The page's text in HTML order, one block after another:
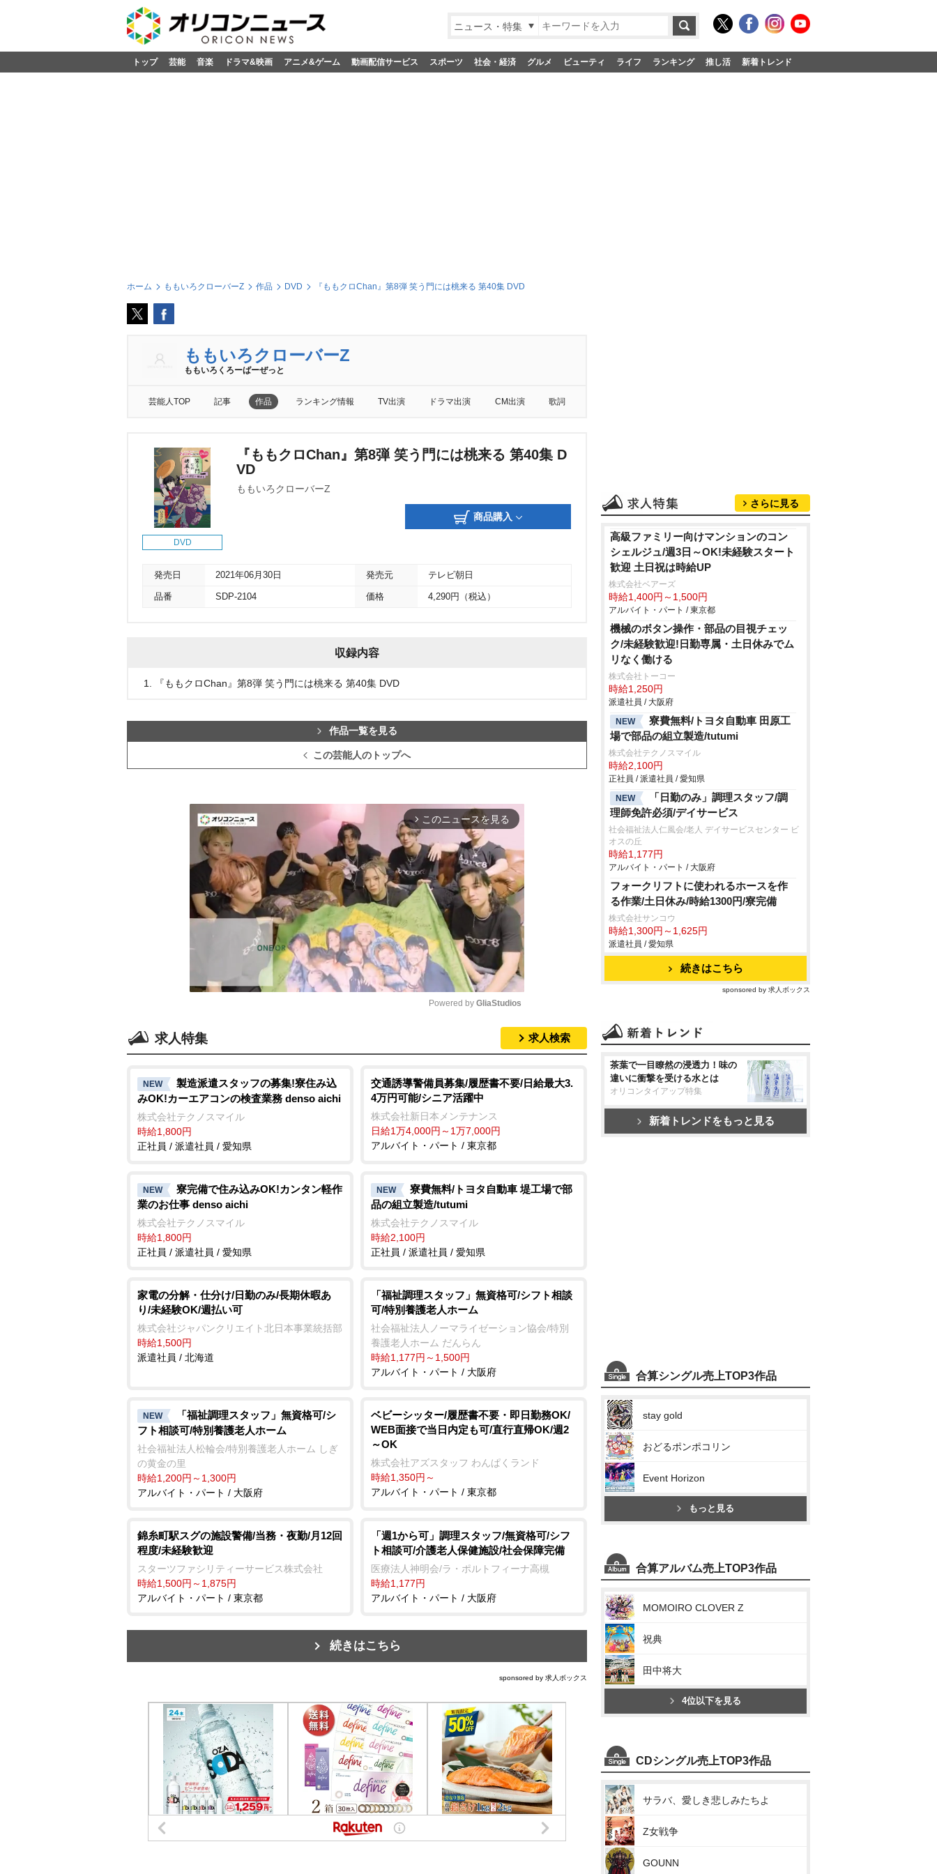
ニュース・特集
トップ 芸能 音楽 ドラマ&映画 アニメ&ゲーム 動画配信サービス スポーツ 社会・経済 グルメ ビューティ ライフ ランキング 推し活 新着トレンド
ホーム ももいろクローバーZ 作品 DVD 『ももクロChan』第8弾 笑う門には桃来る 第40集 DVD
ももいろクローバーZ
ももいろくろーばーぜっと
芸能人TOP 記事 作品 ランキング情報 TV出演 ドラマ出演 CM出演 歌詞
DVD
『ももクロChan』第8弾 笑う門には桃来る 第40集 D
VD
ももいろクローバーZ
商品購入
発売日 2021年06月30日 発売元 テレビ朝日
品番 SDP-2104 価格 4,290円（税込）
収録内容
1. 『ももクロChan』第8弾 笑う門には桃来る 第40集 DVD
作品一覧を見る
この芸能人のトップへ
arrow_forward_ios このニュースを見る
t
e
Powered by GliaStudios
求人特集 求人検索
NEW
製造派遣スタッフの募集!寮住み込
みOK!カーエアコンの検査業務 denso aichi
株式会社テクノスマイル
時給1,800円
正社員 / 派遣社員 / 愛知県
交通誘導警備員募集/履歴書不要/日給最大3.
4万円可能/シニア活躍中
株式会社新日本メンテナンス
日給1万4,000円～1万7,000円
アルバイト・パート / 東京都
NEW
寮完備で住み込みOK!カンタン軽作
業のお仕事 denso aichi
株式会社テクノスマイル
時給1,800円
正社員 / 派遣社員 / 愛知県
NEW
寮費無料/トヨタ自動車 堤工場で部
品の組立製造/tutumi
株式会社テクノスマイル
時給2,100円
正社員 / 派遣社員 / 愛知県
家電の分解・仕分け/日勤のみ/長期休暇あ
り/未経験OK/週払い可
株式会社ジャパンクリエイト北日本事業統括部
時給1,500円
派遣社員 / 北海道
「福祉調理スタッフ」無資格可/シフト相談
可/特別養護老人ホーム
社会福祉法人ノーマライゼーション協会/特別
養護老人ホーム だんらん
時給1,177円～1,500円
アルバイト・パート / 大阪府
NEW
「福祉調理スタッフ」無資格可/シ
フト相談可/特別養護老人ホーム
社会福祉法人松輪会/特別養護老人ホーム しぎ
の黄金の里
時給1,200円～1,300円
アルバイト・パート / 大阪府
ベビーシッター/履歴書不要・即日勤務OK/
WEB面接で当日内定も可/直行直帰OK/週2
～OK
株式会社アズスタッフ わんぱくランド
時給1,350円～
アルバイト・パート / 東京都
錦糸町駅スグの施設警備/当務・夜勤/月12回
程度/未経験歓迎
スターツファシリティーサービス株式会社
時給1,500円～1,875円
アルバイト・パート / 東京都
「週1から可」調理スタッフ/無資格可/シフ
ト相談可/介護老人保健施設/社会保障完備
医療法人神明会/ラ・ポルトフィーナ高槻
時給1,177円
アルバイト・パート / 大阪府
続きはこちら
sponsored by 求人ボックス
さらに見る
高級ファミリー向けマンションのコン
シェルジュ/週3日～OK!未経験スタート
歓迎 土日祝は時給UP
株式会社ベアーズ
時給1,400円～1,500円
アルバイト・パート / 東京都
機械のボタン操作・部品の目視チェッ
ク/未経験歓迎!日勤専属・土日休みでム
リなく働ける
株式会社トーコー
時給1,250円
派遣社員 / 大阪府
NEW
寮費無料/トヨタ自動車 田原工
場で部品の組立製造/tutumi
株式会社テクノスマイル
時給2,100円
正社員 / 派遣社員 / 愛知県
NEW
「日勤のみ」調理スタッフ/調
理師免許必須/デイサービス
社会福祉法人仁風会/老人 デイサービスセンター ビ
オスの丘
時給1,177円
アルバイト・パート / 大阪府
フォークリフトに使われるホースを作
る作業/土日休み/時給1300円/寮完備
株式会社サンコウ
時給1,300円～1,625円
派遣社員 / 愛知県
続きはこちら
sponsored by 求人ボックス
茶葉で一目瞭然の浸透力！味の
違いに衝撃を受ける水とは
オリコンタイアップ特集
新着トレンドをもっと見る
合算シングル売上TOP3作品
stay gold
おどるポンポコリン
Event Horizon
もっと見る
合算アルバム売上TOP3作品
MOMOIRO CLOVER Z
祝典
田中将大
4位以下を見る
CDシングル売上TOP3作品
サラバ、愛しき悲しみたちよ
Z女戦争
GOUNN